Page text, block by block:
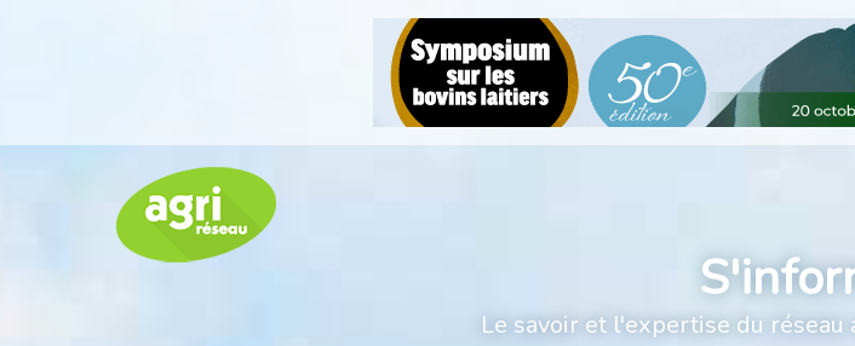
Le savoir et l'expertise du